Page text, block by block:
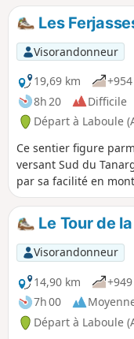
secteur car le
majeure. Il y a une
Tanargue et un
Valgorge autrefois
Les ardéchois ont
le jour de la foire
le 18 août.
Les
Visorandonneur
19,69 km
8h 20
Difficile
Départ à Laboule
Ce sentier figure
versant Sud du
par sa facilité en
son aspect aérien et
de son tracé. Une
marche sur le
Cévennes
la première moitié de
ensuite on grimpe
Méjean, on profite de
Gerbier de Jonc, le
Ventoux et les Gorges
Le Tour de
Visorandonneur
14,90 km
7h 00
Départ à Laboule